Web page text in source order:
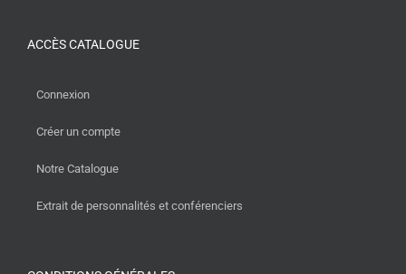
ACCÈS CATALOGUE
Connexion
Créer un compte
Notre Catalogue
Extrait de personnalités et conférenciers